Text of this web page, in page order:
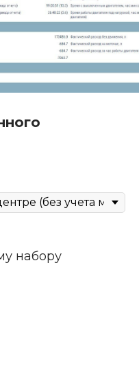
набору